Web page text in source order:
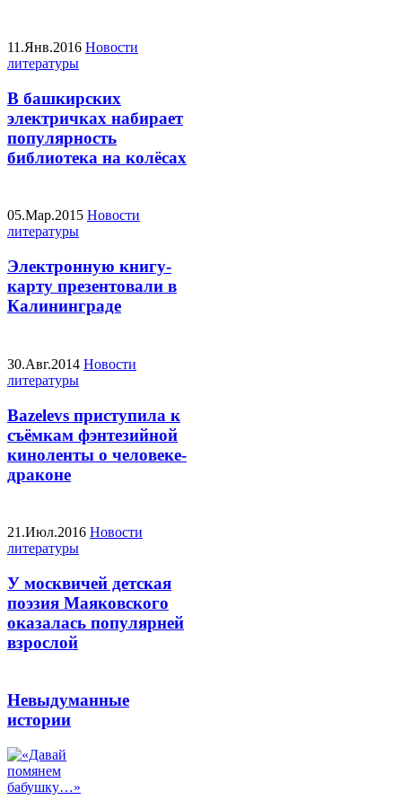
11.Янв.2016 Новости
литературы
В башкирских
электричках набирает
популярность
библиотека на колёсах
05.Мар.2015 Новости
литературы
Электронную книгу-
карту презентовали в
Калининграде
30.Авг.2014 Новости
литературы
Bazelevs приступила к
съёмкам фэнтезийной
киноленты о человеке-
драконе
21.Июл.2016 Новости
литературы
У москвичей детская
поэзия Маяковского
оказалась популярней
взрослой
Невыдуманные
истории